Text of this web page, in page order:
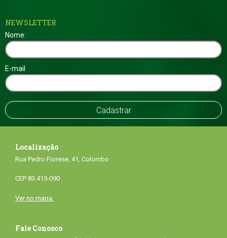
NEWSLETTER
Nome:
E-mail
Localização
Rua Pedro Fiorese, 41, Colombo
CEP 83.415-090
Ver no mapa.
Fale Conosco